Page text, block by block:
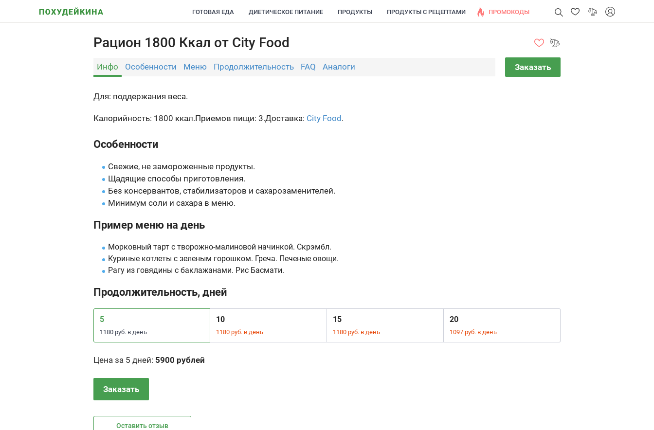
ГОТОВАЯ ЕДА ДИЕТИЧЕСКОЕ ПИТАНИЕ ПРОДУКТЫ ПРОДУКТЫ С РЕЦЕПТАМИ ПРОМОКОДЫ
Рацион 1800 Ккал от City Food
Инфо Особенности Меню Продолжительность FAQ Аналоги Заказать
Для: поддержания веса.
Калорийность: 1800 ккал.Приемов пищи: 3.Доставка: City Food .
Особенности
Свежие, не замороженные продукты.
Щадящие способы приготовления.
Без консервантов, стабилизаторов и сахарозаменителей.
Минимум соли и сахара в меню.
Пример меню на день
Морковный тарт с творожно-малиновой начинкой. Скрэмбл.
Куриные котлеты с зеленым горошком. Греча. Печеные овощи.
Рагу из говядины с баклажанами. Рис Басмати.
Продолжительность, дней
5
1180 руб. в день
10
1180 руб. в день
15
1180 руб. в день
20
1097 руб. в день
Цена за 5 дней: 5900 рублей
Заказать
Оставить отзыв